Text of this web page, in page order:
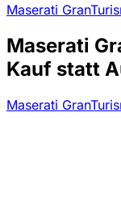
Maserati
Maserati
Kauf statt
Maserati